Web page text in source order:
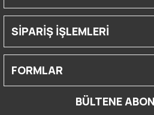
SİPARİŞ İŞLEMLERİ
FORMLAR
BÜLTENE